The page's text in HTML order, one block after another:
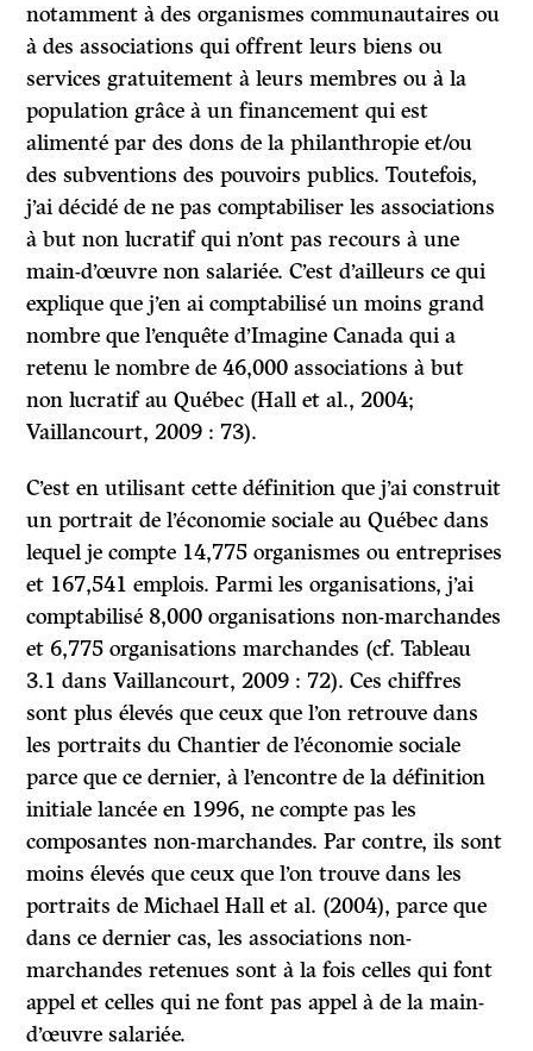
notamment à des organismes communautaires ou
à des associations qui offrent leurs biens ou
services gratuitement à leurs membres ou à la
population grâce à un financement qui est
alimenté par des dons de la philanthropie et/ou
des subventions des pouvoirs publics. Toutefois,
j’ai décidé de ne pas comptabiliser les associations
à but non lucratif qui n’ont pas recours à une
main-d’œuvre non salariée. C’est d’ailleurs ce qui
explique que j’en ai comptabilisé un moins grand
nombre que l’enquête d’Imagine Canada qui a
retenu le nombre de 46,000 associations à but
non lucratif au Québec (Hall et al., 2004;
Vaillancourt, 2009 : 73).
C’est en utilisant cette définition que j’ai construit
un portrait de l’économie sociale au Québec dans
lequel je compte 14,775 organismes ou entreprises
et 167,541 emplois. Parmi les organisations, j’ai
comptabilisé 8,000 organisations non-marchandes
et 6,775 organisations marchandes (cf. Tableau
3.1 dans Vaillancourt, 2009 : 72). Ces chiffres
sont plus élevés que ceux que l’on retrouve dans
les portraits du Chantier de l’économie sociale
parce que ce dernier, à l’encontre de la définition
initiale lancée en 1996, ne compte pas les
composantes non-marchandes. Par contre, ils sont
moins élevés que ceux que l’on trouve dans les
portraits de Michael Hall et al. (2004), parce que
dans ce dernier cas, les associations non-
marchandes retenues sont à la fois celles qui font
appel et celles qui ne font pas appel à de la main-
d’œuvre salariée.